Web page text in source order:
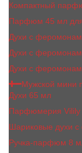
Компактный
Парфюм 45 мл
Духи с
Духи с
Духи с
Мужской мини
Духи 65 мл
Парфюмерия Vilily
Шариковые духи
Ручка-парфюм 8